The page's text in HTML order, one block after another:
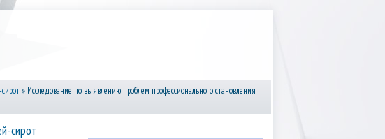
» Исследование по выявлению проблем профессионального становления
сирот